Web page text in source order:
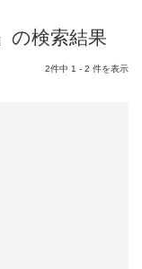
の検索結果
2件中 1 - 2 件を表示